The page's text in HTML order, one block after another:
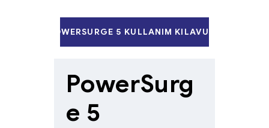
POWERSURGE 5 KULLANIM KILAVUZU
PowerSurg
e 5